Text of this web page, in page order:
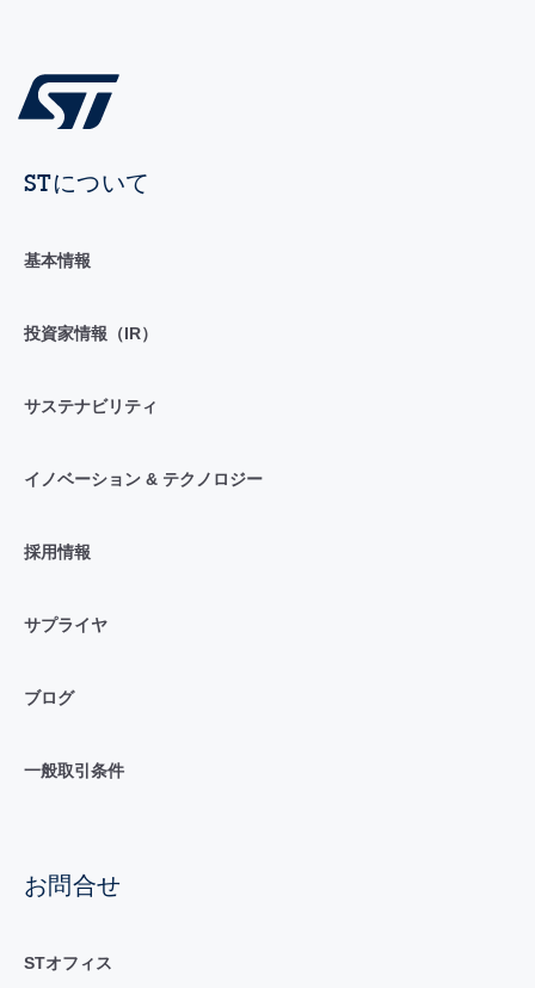
STについて
基本情報
投資家情報（IR）
サステナビリティ
イノベーション & テクノロジー
採用情報
サプライヤ
ブログ
一般取引条件
お問合せ
STオフィス